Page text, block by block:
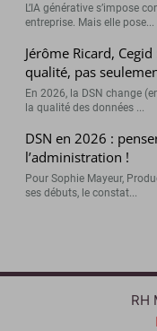
L’IA générative s’impose
entreprise. Mais elle pose...
Jérôme Ricard,
qualité, pas
En 2026, la DSN change
la qualité des données ...
DSN en 2026 :
l’administration !
Pour Sophie Mayeur,
ses débuts, le constat...
RH